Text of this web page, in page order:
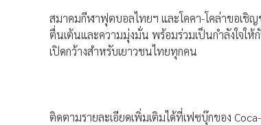
สมาคมกีฬาฟุตบอลไทยฯ และโคคา-โคล่าขอเชิ
ตื่นเต้นและความมุ่งมั่น พร้อมร่วมเป็นกำลังใจให้
เปิดกว้างสำหรับเยาวชนไทยทุกคน
ติดตามรายละเอียดเพิ่มเติมได้ที่เฟซบุ๊กของ